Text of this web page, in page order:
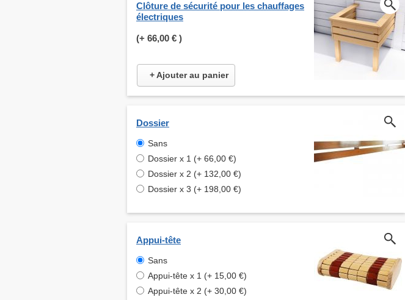
Clôture de sécurité pour les chauffages
électriques
(+ 66,00 € )
+ Ajouter au panier
Dossier
Sans
Dossier x 1 (+ 66,00 €)
Dossier x 2 (+ 132,00 €)
Dossier x 3 (+ 198,00 €)
Appui-tête
Sans
Appui-tête x 1 (+ 15,00 €)
Appui-tête x 2 (+ 30,00 €)